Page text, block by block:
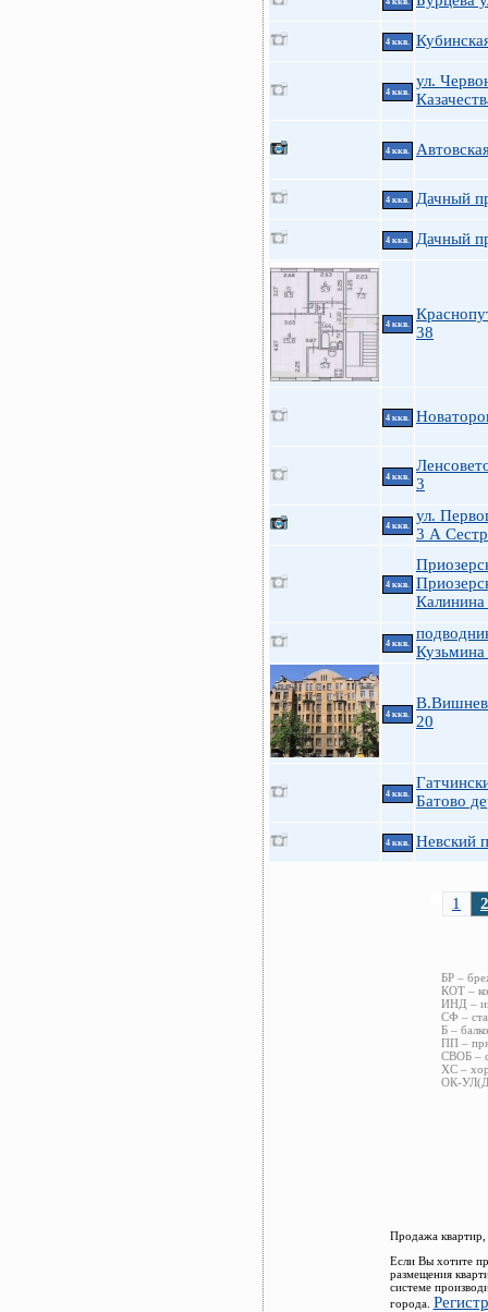
4 ккв.
4 ккв.
ул.
4 ккв.
4 ккв. Дачный
4 ккв. Дачный
4 ккв.
38
4 ккв.
4 ккв.
3
4 ккв.
ул.
3 А
4 ккв.
Калинина
4 ккв.
Кузьмина
4 ккв.
20
4 ккв.
Батово
4 ккв. Невский
1 2
БР –
КОТ –
ИНД –
СФ –
Б –
ПП –
СВОБ –
ХС –
ОК-
Продажа
Если Вы хотите
размещения
системе
города.